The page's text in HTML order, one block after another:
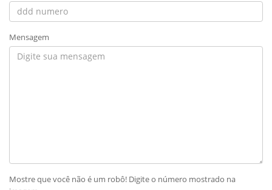
Mensagem
Mostre que você não é um robô! Digite o número mostrado na